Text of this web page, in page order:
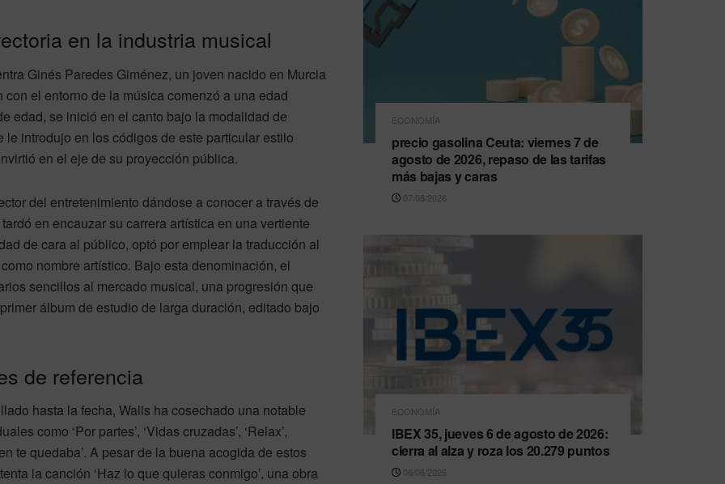
en la industria musical
Ginés Paredes Giménez, un joven nacido en Murcia
el entorno de la música comenzó a una edad
edad, se inició en el canto bajo la modalidad de
le introdujo en los códigos de este particular estilo
en el eje de su proyección pública.
del entretenimiento dándose a conocer a través de
en encauzar su carrera artística en una vertiente
de cara al público, optó por emplear la traducción al
nombre artístico. Bajo esta denominación, el
sencillos al mercado musical, una progresión que
álbum de estudio de larga duración, editado bajo
de referencia
hasta la fecha, Walls ha cosechado una notable
como ‘Por partes’, ‘Vidas cruzadas’, ‘Relax’,
te quedaba’. A pesar de la buena acogida de estos
la canción ‘Haz lo que quieras conmigo’, una obra
ECONOMÍA
precio gasolina Ceuta: viernes 7 de
agosto de 2026, repaso de las tarifas
más bajas y caras
07/08/2026
ECONOMÍA
IBEX 35, jueves 6 de agosto de 2026:
cierra al alza y roza los 20.279 puntos
06/08/2026